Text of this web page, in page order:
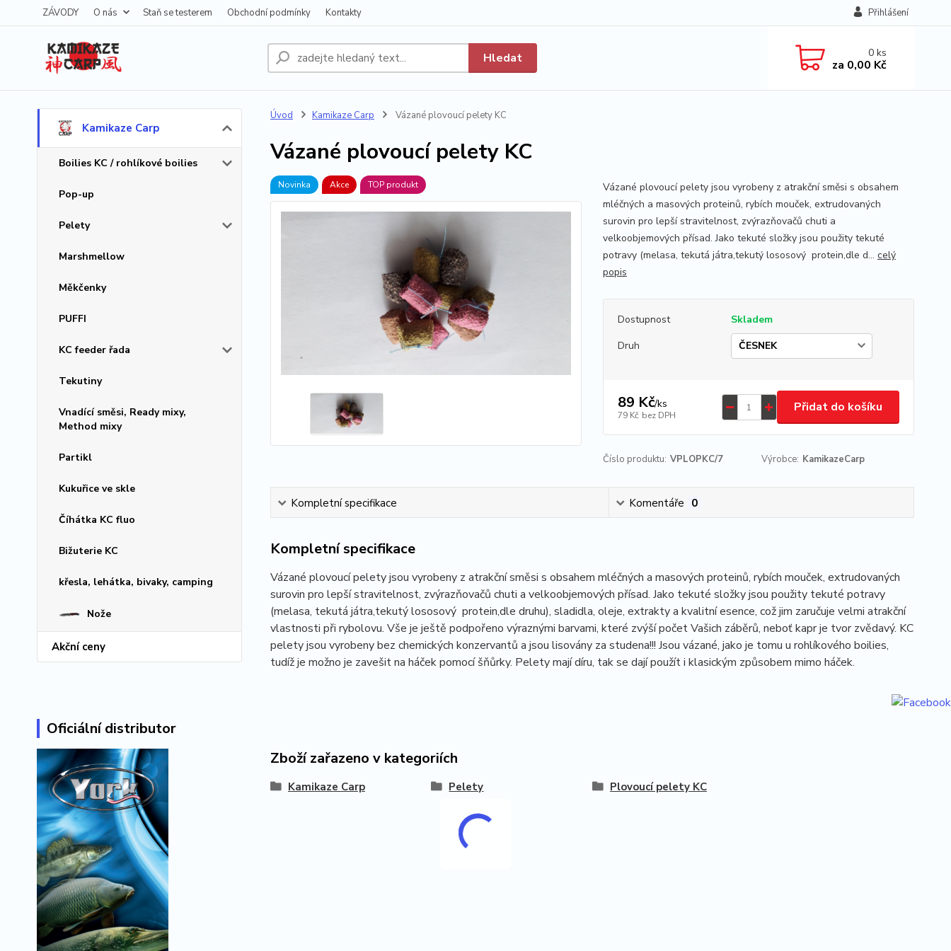
ZÁVODY O nás Staň se testerem Obchodní podmínky Kontakty Přihlášení
Hledat 0ks
za 0,00 Kč
Kamikaze Carp
Boilies KC / rohlíkové boilies
Pop-up
Pelety
Marshmellow
Měkčenky
PUFFI
KC feeder řada
Tekutiny
Vnadící směsi, Ready mixy,
Method mixy
Partikl
Kukuřice ve skle
Číhátka KC fluo
Bižuterie KC
křesla, lehátka, bivaky, camping
Nože
Akční ceny
Oficiální distributor
Úvod Kamikaze Carp Vázané plovoucí pelety KC
Vázané plovoucí pelety KC
Novinka Akce TOP produkt
Vázané plovoucí pelety jsou vyrobeny z atrakční směsi s obsahem
mléčných a masových proteinů, rybích mouček, extrudovaných
surovin pro lepší stravitelnost, zvýrazňovačů chuti a
velkoobjemových přísad. Jako tekuté složky jsou použity tekuté
potravy (melasa, tekutá játra,tekutý lososový protein,dle d... celý
popis
Dostupnost
Skladem
Druh
89 Kč/ks
79 Kč bez DPH
Přidat do košíku
Číslo produktu: VPLOPKC/7 Výrobce: KamikazeCarp
Kompletní specifikace Komentáře 0
Kompletní specifikace
Vázané plovoucí pelety jsou vyrobeny z atrakční směsi s obsahem mléčných a masových proteinů, rybích mouček, extrudovaných
surovin pro lepší stravitelnost, zvýrazňovačů chuti a velkoobjemových přísad. Jako tekuté složky jsou použity tekuté potravy
(melasa, tekutá játra,tekutý lososový protein,dle druhu), sladidla, oleje, extrakty a kvalitní esence, což jim zaručuje velmi atrakční
vlastnosti při rybolovu. Vše je ještě podpořeno výraznými barvami, které zvýší počet Vašich záběrů, neboť kapr je tvor zvědavý. KC
pelety jsou vyrobeny bez chemických konzervantů a jsou lisovány za studena!!! Jsou vázané, jako je tomu u rohlíkového boilies,
tudíž je možno je zavešit na háček pomocí šňůrky. Pelety mají díru, tak se dají použít i klasickým způsobem mimo háček.
Zboží zařazeno v kategoriích
Kamikaze Carp Pelety Plovoucí pelety KC